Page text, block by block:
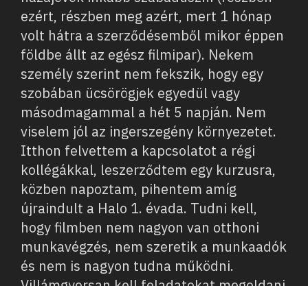
ezért, részben meg azért, mert 1 hónap
volt hátra a szerződésemből mikor éppen
földbe állt az egész filmipar). Nekem
személy szerint nem fekszik, hogy egy
szobában ücsörögjek egyedül vagy
másodmagammal a hét 5 napján. Nem
viselem jól az ingerszegény környezetet.
Itthon felvettem a kapcsolatot a régi
kollégákkal, leszerződtem egy kurzusra,
közben napoztam, pihentem amíg
újraindult a Halo 1. évada. Tudni kell,
hogy filmben nem nagyon van otthoni
munkavégzés, nem szeretik a munkaadók
és nem is nagyon tudna működni.